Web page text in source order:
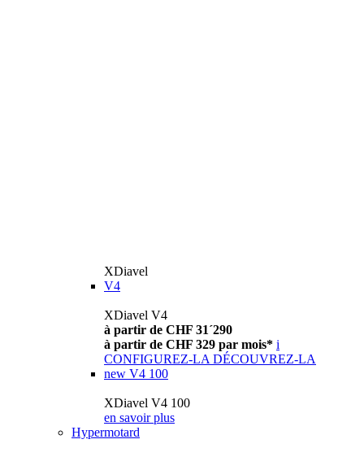
XDiavel
V4
XDiavel V4
à partir de CHF 31´290
à partir de CHF 329 par mois* i
CONFIGUREZ-LA DÉCOUVREZ-LA
new V4 100
XDiavel V4 100
en savoir plus
Hypermotard